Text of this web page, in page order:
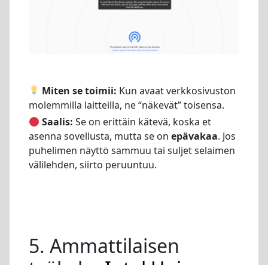
Miten se toimii: Kun avaat verkkosivuston
molemmilla laitteilla, ne “näkevät” toisensa.
Saalis: Se on erittäin kätevä, koska et
asenna sovellusta, mutta se on epävakaa. Jos
puhelimen näyttö sammuu tai suljet selaimen
välilehden, siirto peruuntuu.
5. Ammattilaisen